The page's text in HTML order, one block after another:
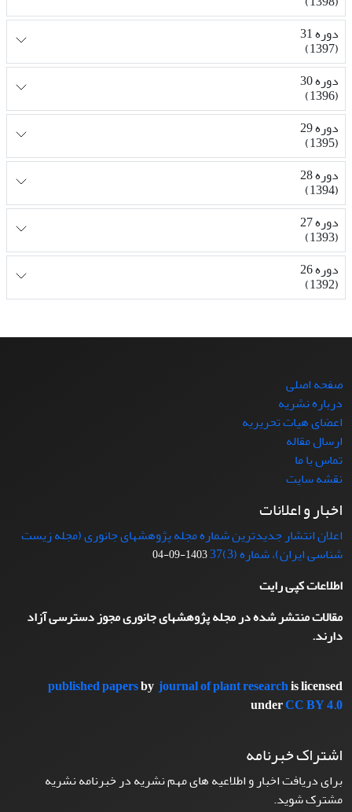
دوره 31
(1397)
دوره 30
(1396)
دوره 29
(1395)
دوره 28
(1394)
دوره 27
(1393)
دوره 26
(1392)
صفحه اصلی
درباره نشریه
اعضای هیات تحریریه
ارسال مقاله
تماس با ما
نقشه سایت
اخبار و اعلانات
اعلان انتشار جدیدترین شماره مجله پژوهشهای جانوری (مجله زیست
شناسی ایران)، شماره (3)37
1403-09-04
اطلاعات کپی رایت
مقالات منتشر شده در مجله پژوهشهای جانوری مجوز دسترسی آزاد
دارند.
published papersbyjournal of plant researchis licensed
underCC BY 4.0
اشتراک خبرنامه
برای دریافت اخبار و اطلاعیه های مهم نشریه در خبرنامه نشریه
مشترک شوید.